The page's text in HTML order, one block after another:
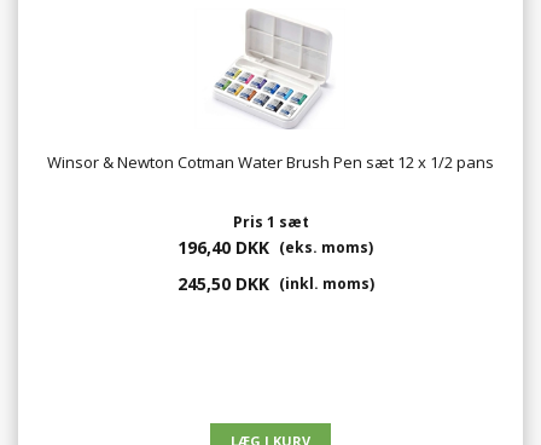
Winsor & Newton Cotman Water Brush Pen sæt 12 x 1/2 pans
Pris 1 sæt
196,40 DKK (eks. moms)
245,50 DKK (inkl. moms)